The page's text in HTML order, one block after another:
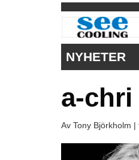
NYHETER
a-chri
Av Tony Björkholm |